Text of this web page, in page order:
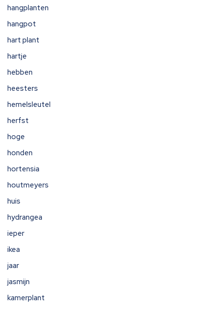
hangplanten
hangpot
hart plant
hartje
hebben
heesters
hemelsleutel
herfst
hoge
honden
hortensia
houtmeyers
huis
hydrangea
ieper
ikea
jaar
jasmijn
kamerplant